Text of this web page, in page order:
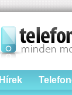
Hírek